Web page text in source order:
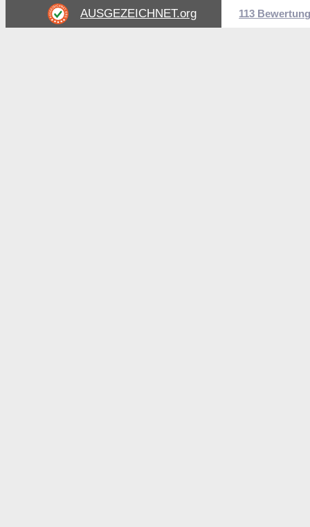
AUSGEZEICHNET.org 113